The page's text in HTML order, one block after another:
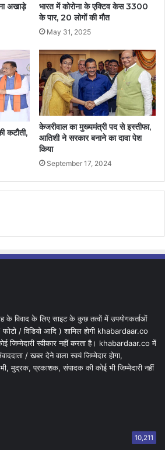
अखाड़े
भारत में कोरोना के एक्टिव केस 3300
के पार, 20 लोगों की मौत
May 31, 2025
कटौती,
केजरीवाल का मुख्यमंत्री पद से इस्तीफा,
आतिशी ने सरकार बनाने का दावा पेश
किया
September 17, 2024
के विवाद के लिए साइट के कुछ तत्वों में उपयोगकर्ताओं
/ फोटो / विडियो आदि ) शामिल होगी khabardaar.co
जिम्मेदारी स्वीकार नहीं करता है। khabardaar.co में
/ खबर देने वाला स्वयं जिम्मेदार होगा,
मुद्रक, प्रकाशक, संपादक की कोई भी जिम्मेदारी नहीं
10,211